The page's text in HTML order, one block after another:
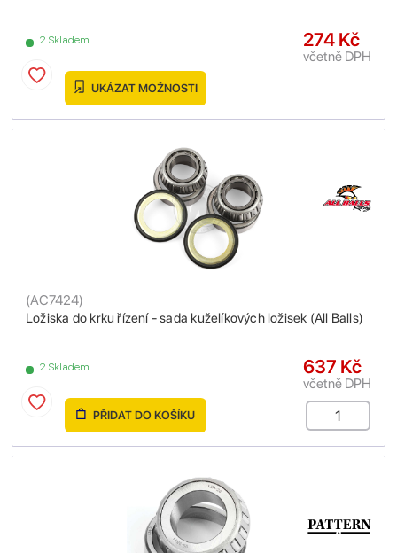
2 Skladem 274 Kč
včetně DPH
UKÁZAT MOŽNOSTI
Ložiska do krku řízení - sada kuželíkových ložisek (All Balls)
(AC7424)
2 Skladem 637 Kč
včetně DPH
PŘIDAT DO KOŠÍKU